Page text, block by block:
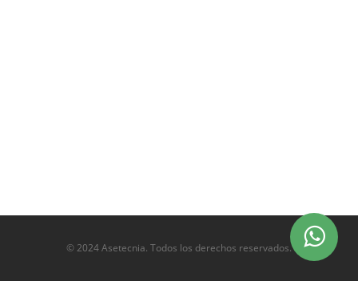
© 2024 Asetecnia. Todos los derechos reservados.